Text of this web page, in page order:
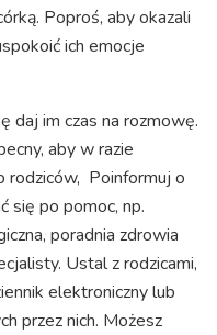
Poproś, aby okazali
ich emocje
daj im czas na rozmowę.
aby w razie
rodziców, Poinformuj o
się po pomoc, np.
poradnia zdrowia
Ustal z rodzicami,
elektroniczny lub
przez nich. Możesz